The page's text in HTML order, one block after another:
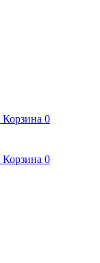
Корзина 0
Корзина 0